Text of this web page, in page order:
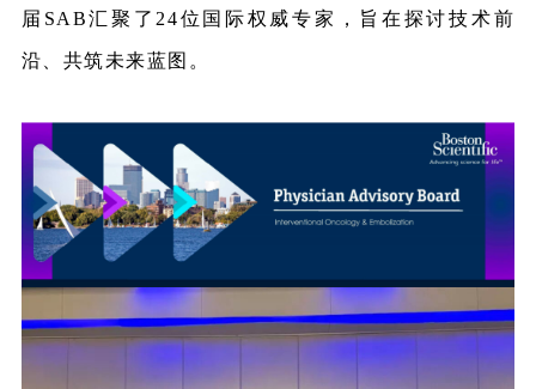
届SAB汇聚了24位国际权威专家，旨在探讨技术前
沿、共筑未来蓝图。